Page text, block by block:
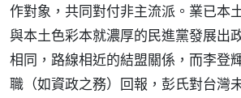
作對象，共同對付非主流派。業已本
與本土色彩本就濃厚的民進黨發展出
相同，路線相近的結盟關係，而李登
職（如資政之務）回報，彭氏對台灣